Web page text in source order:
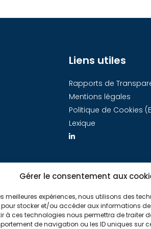
Gérer le consentement aux
meilleures expériences, nous utilisons des
stocker et/ou accéder aux informations
à ces technologies nous permettra de traiter
de navigation ou les ID uniques sur
Liens utiles
Rapports de
Mentions légales
Politique de Cookies
Lexique